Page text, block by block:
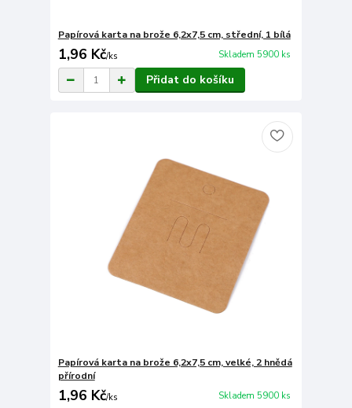
Papírová karta na brože 6,2x7,5 cm, střední, 1 bílá
1,96 Kč/ks Skladem 5900 ks
Přidat do košíku
Papírová karta na brože 6,2x7,5 cm, velké, 2 hnědá
přírodní
1,96 Kč/ks Skladem 5900 ks